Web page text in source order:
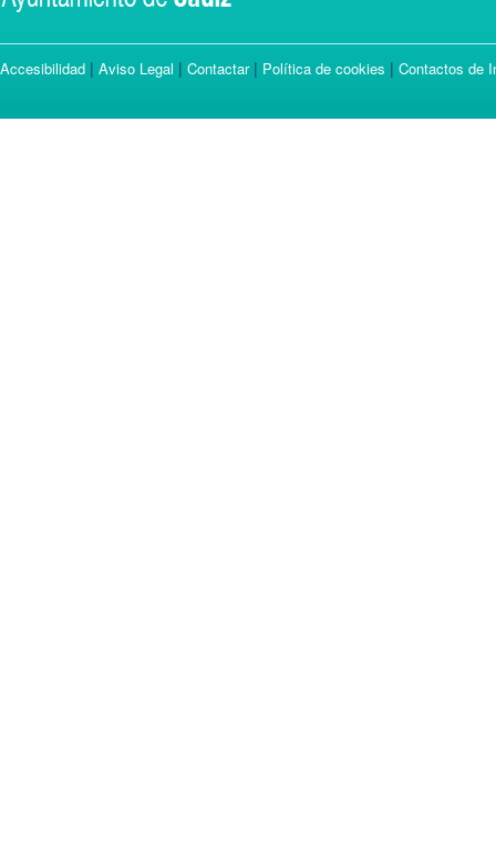
Accesibilidad | Aviso Legal | Contactar| Política de cookies | Contactos de